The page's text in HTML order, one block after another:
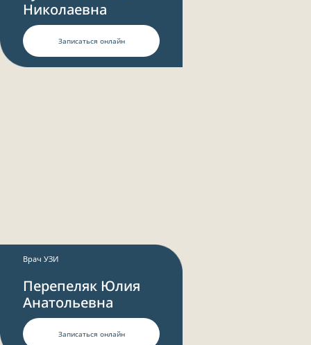
Николаевна
Записаться онлайн
Врач УЗИ
Перепеляк Юлия
Анатольевна
Записаться онлайн